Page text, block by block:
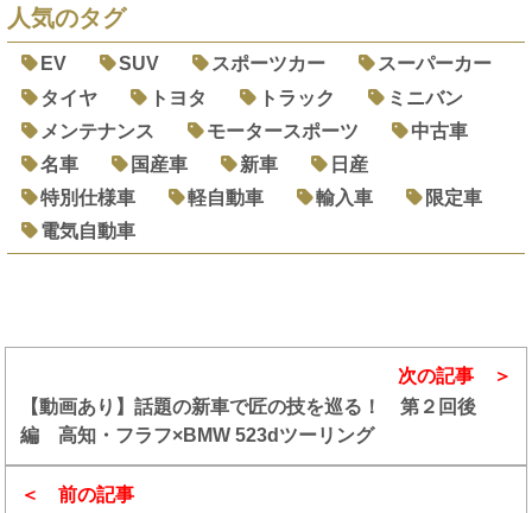
人気のタグ
EV SUV スポーツカー
スーパーカー
タイヤ
トヨタ トラック
ミニバン
メンテナンス
モータースポーツ
中古車
名車
国産車 新車
日産
特別仕様車
軽自動車 輸入車
限定車
電気自動車
前の記事
次の記事
【動画あり】話題の新車で匠の技を巡る！ 第２回後
編 高知・フラフ×BMW 523dツーリング